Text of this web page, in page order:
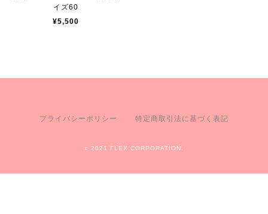
イズ60
¥5,500
プライバシーポリシー 特定商取引法に基づく表記
c 2021 FLEX CORPORATION.